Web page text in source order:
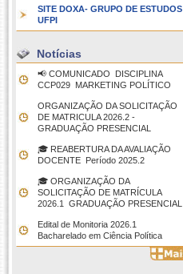
SITE DOXA- GRUPO DE ESTUDOS
UFPI
Notícias
📢 COMUNICADO  DISCIPLINA
CCP029  MARKETING POLÍTICO
ORGANIZAÇÃO DA SOLICITAÇÃO
DE MATRICULA 2026.2 -
GRADUAÇÃO PRESENCIAL
🎓 REABERTURA DA AVALIAÇÃO
DOCENTE  Período 2025.2
🎓 ORGANIZAÇÃO DA
SOLICITAÇÃO DE MATRÍCULA
2026.1  GRADUAÇÃO PRESENCIAL
Edital de Monitoria 2026.1 
Bacharelado em Ciência Política